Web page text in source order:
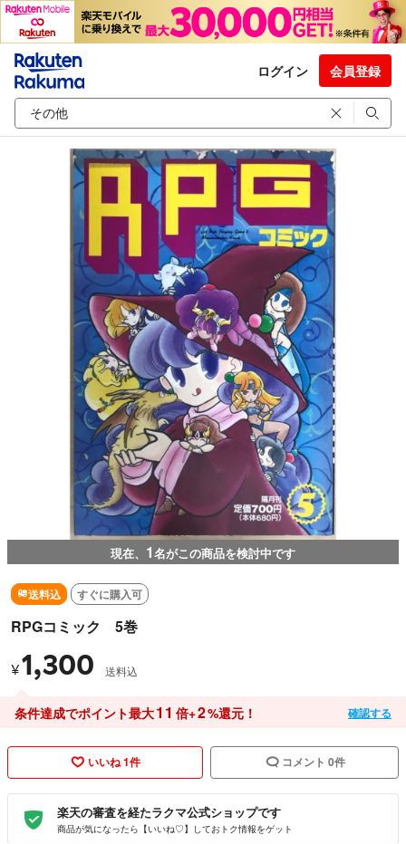
ログイン 会員登録
現在、 1名がこの商品を検討中です
送料込 すぐに購入可
RPGコミック 5巻
¥1,300 送料込
条件達成でポイント最大11 倍+2%還元！ 確認する
いいね 1件 コメント 0件
楽天の審査を経たラクマ公式ショップです
商品が気になったら【いいね♡】しておトク情報をゲット